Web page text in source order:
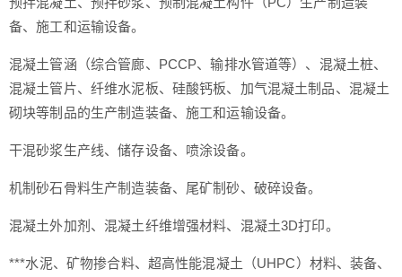
备、施工和运输设备。
混凝土管涵（综合管廊、PCCP、输排水管道等）、混凝土桩、
混凝土管片、纤维水泥板、硅酸钙板、加气混凝土制品、混凝土
砌块等制品的生产制造装备、施工和运输设备。
干混砂浆生产线、储存设备、喷涂设备。
机制砂石骨料生产制造装备、尾矿制砂、破碎设备。
混凝土外加剂、混凝土纤维增强材料、混凝土3D打印。
***水泥、矿物掺合料、超高性能混凝土（UHPC）材料、装备、